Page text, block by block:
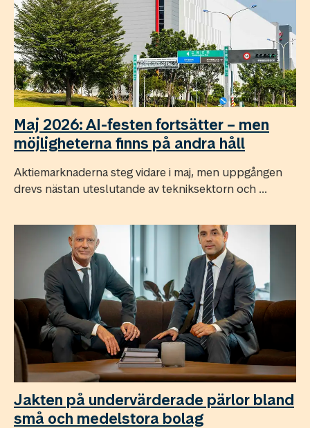
Maj 2026: AI-festen fortsätter – men
möjligheterna finns på andra håll
Aktiemarknaderna steg vidare i maj, men uppgången
drevs nästan uteslutande av tekniksektorn och ...
Jakten på undervärderade pärlor bland
små och medelstora bolag